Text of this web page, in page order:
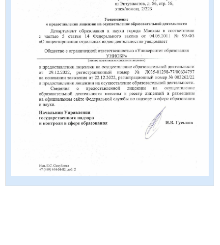
Нажимая кнопку я даю согласие на
обработку персональных данных
Наши клиенты любят нас
Отзывы